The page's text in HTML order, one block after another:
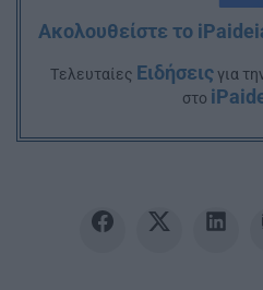
Ακολουθείστε το
Tελευταίες Ειδήσειςγια
στο